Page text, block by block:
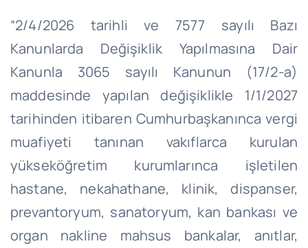
“2/4/2026 tarihli ve 7577 sayılı Bazı
Kanunlarda Değişiklik Yapılmasına Dair
Kanunla 3065 sayılı Kanunun (17/2-a)
maddesinde yapılan değişiklikle 1/1/2027
tarihinden itibaren Cumhurbaşkanınca vergi
muafiyeti tanınan vakıflarca kurulan
yükseköğretim kurumlarınca işletilen
hastane, nekahathane, klinik, dispanser,
prevantoryum, sanatoryum, kan bankası ve
organ nakline mahsus bankalar, anıtlar,